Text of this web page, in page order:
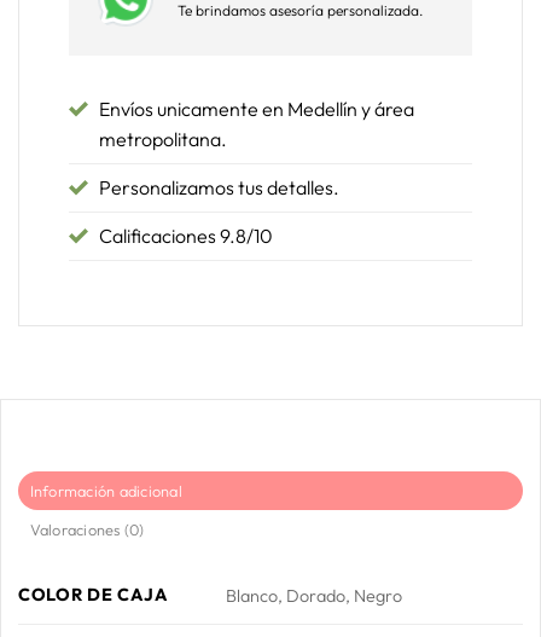
Te brindamos asesoría personalizada.
Envíos unicamente en Medellín y área
metropolitana.
Personalizamos tus detalles.
Calificaciones 9.8/10
Información adicional
Valoraciones (0)
COLOR DE CAJA Blanco, Dorado, Negro